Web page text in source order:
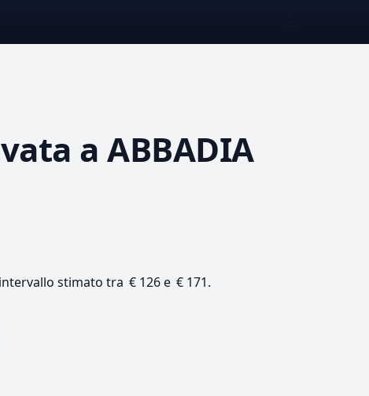
a ABBADIA
stimato tra € 126 e € 171.